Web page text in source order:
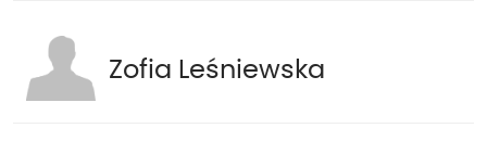
Zofia Leśniewska